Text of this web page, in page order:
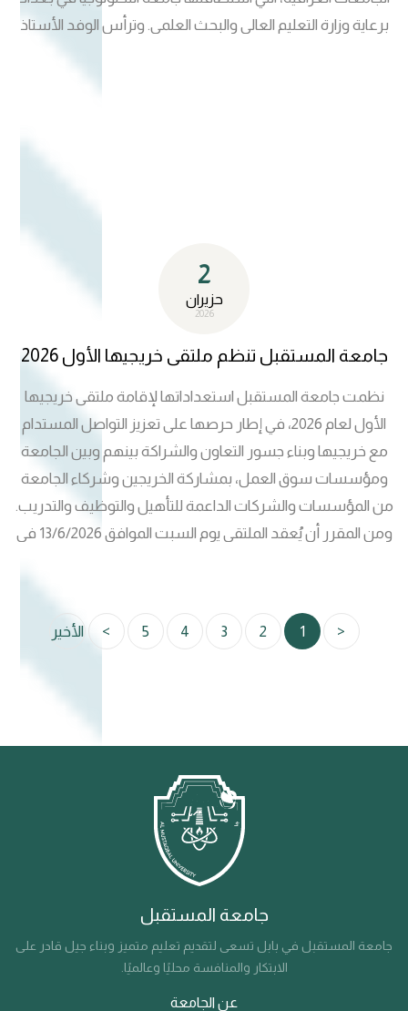
المستقبل الرامية إلى بناء شراكات نوعية مع الجامعات العالمية
الرائدة، بما يعزز حضورها الدولي ويدعم توجهها نحو بيئة أكاديمية
برعاية وزارة التعليم العالي والبحث العلمي. وترأس الوفد الأستاذ
العلمي إلى مشاريع تنموية مستدامة، فيما أكدت جامعة
باحتياجات التنمية وسوق العمل
2
حزيران
2026
جامعة المستقبل تنظم ملتقى خريجيها الأول 2026
نظمت جامعة المستقبل استعداداتها لإقامة ملتقى خريجيها
الأول لعام 2026، في إطار حرصها على تعزيز التواصل المستدام
مع خريجيها وبناء جسور التعاون والشراكة بينهم وبين الجامعة
ومؤسسات سوق العمل، بمشاركة الخريجين وشركاء الجامعة
من المؤسسات والشركات الداعمة للتأهيل والتوظيف والتدريب.
ومن المقرر أن يُعقد الملتقى يوم السبت الموافق 13/6/2026 في
للاحتفاء بإنجازات الخريجين وقصص نجاحهم، وتعزيز التواصل بين
الجامعة وخريجيها، فضلاً عن تبادل الخبرات واستشراف الفرص
جانب تسليط الضوء على التجارب الناجحة والخبرات الملهمة التي
حققها خريجو الجامعة في مختلف المجالات. ويهدف الملتقى إلى
تعزيز التواصل المستدام بين الجامعة وخريجيها، ودعم أواصر
التعاون والشراكة، وتوفير فرص أكبر للتأهيل والتوظيف، بما
يرسخ مكانة الخريجين بوصفهم شركاء النجاح وصناع المستقبل
<
1
2
3
4
5
> الأخير
جامعة المستقبل
جامعة المستقبل في بابل تسعى لتقديم تعليم متميز وبناء جيل قادر على
الابتكار والمنافسة محليًا وعالميًا.
عن الجامعة